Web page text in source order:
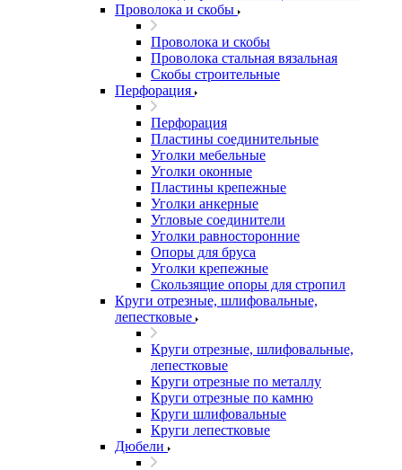
Проволока и скобы
Проволока и скобы
Проволока стальная вязальная
Скобы строительные
Перфорация
Перфорация
Пластины соединительные
Уголки мебельные
Уголки оконные
Пластины крепежные
Уголки анкерные
Угловые соединители
Уголки равносторонние
Опоры для бруса
Уголки крепежные
Скользящие опоры для стропил
Круги отрезные, шлифовальные,
лепестковые
Круги отрезные, шлифовальные,
лепестковые
Круги отрезные по металлу
Круги отрезные по камню
Круги шлифовальные
Круги лепестковые
Дюбели